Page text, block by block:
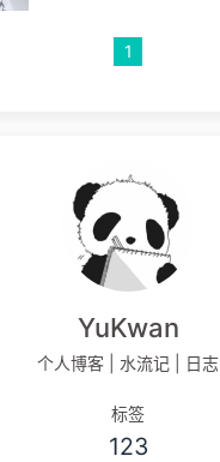
1
YuKwan
个人博客 | 水流记 | 日志
标签
123